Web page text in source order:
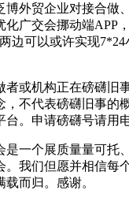
博外贸企业对接合做
化广交会挪动端APP
边可以或许实现
或机构正在磅礴旧
，不代表磅礴旧事的
。申请磅礴号请用
个展质量量可托、
。我们但愿并相信每
而归。感谢。